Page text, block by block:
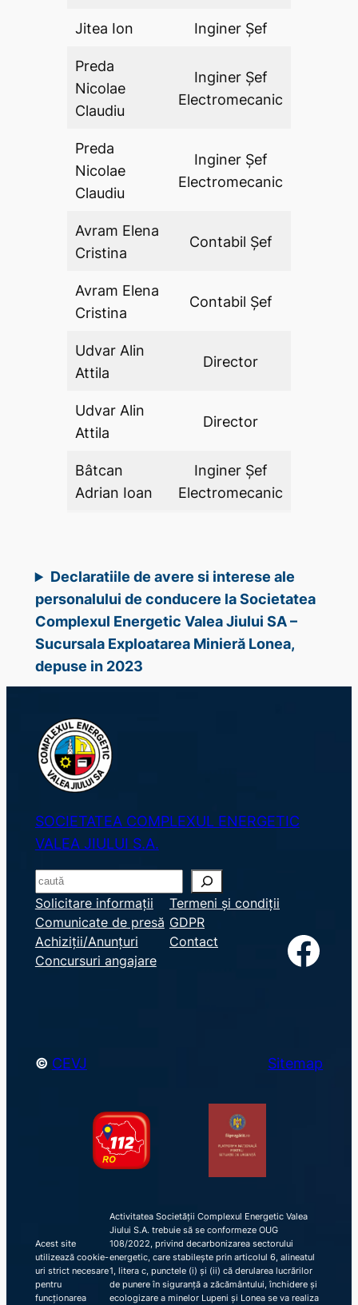
Jitea Ion Inginer Şef
Preda
Nicolae
Claudiu
Inginer Şef
Electromecanic
Preda
Nicolae
Claudiu
Inginer Şef
Electromecanic
Avram Elena
Cristina
Contabil Şef
Avram Elena
Cristina
Contabil Şef
Udvar Alin
Attila
Director
Udvar Alin
Attila
Director
Bâtcan
Adrian Ioan
Inginer Şef
Electromecanic
Declaratiile de avere si interese ale
personalului de conducere la Societatea
Complexul Energetic Valea Jiului SA –
Sucursala Exploatarea Minieră Lonea,
depuse in 2023
SOCIETATEA COMPLEXUL ENERGETIC
VALEA JIULUI S.A.
S
e
a
r
c
Solicitare informații
Comunicate de presă
Achiziții/Anunțuri
Concursuri angajare
Termeni și condiții
GDPR
Contact
Facebook
© CEVJ Sitemap
Acest site
utilizează cookie-
uri strict necesare
pentru
funcționarea
Activitatea Societății Complexul Energetic Valea
Jiului S.A. trebuie să se conformeze OUG
108/2022, privind decarbonizarea sectorului
energetic, care stabilește prin articolul 6, alineatul
1, litera c, punctele (i) și (ii) că derularea lucrărilor
de punere în siguranță a zăcământului, închidere și
ecologizare a minelor Lupeni și Lonea se va realiza